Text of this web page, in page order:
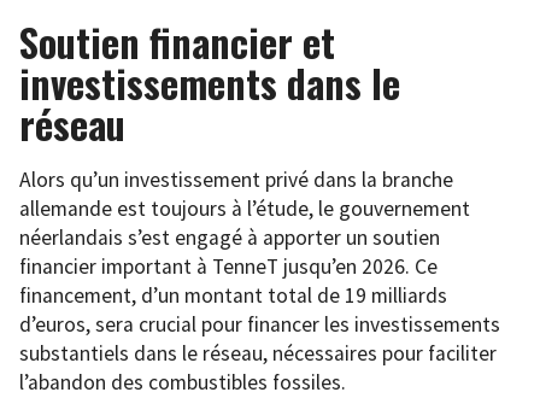
Soutien financier et
investissements dans le
réseau
Alors qu’un investissement privé dans la branche
allemande est toujours à l’étude, le gouvernement
néerlandais s’est engagé à apporter un soutien
financier important à TenneT jusqu’en 2026. Ce
financement, d’un montant total de 19 milliards
d’euros, sera crucial pour financer les investissements
substantiels dans le réseau, nécessaires pour faciliter
l’abandon des combustibles fossiles.